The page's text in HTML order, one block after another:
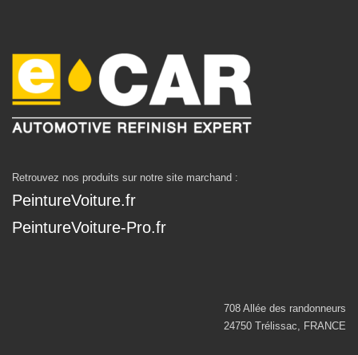
Retrouvez nos produits sur notre site marchand :
PeintureVoiture.fr
PeintureVoiture-Pro.fr
708 Allée des randonneurs
24750 Trélissac, FRANCE